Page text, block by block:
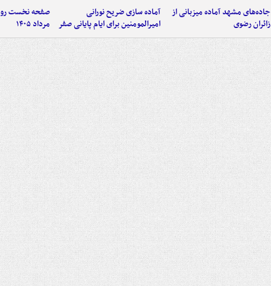
جاده‌های مشهد آماده میزبانی از
زائران رضوی
آماده سازی ضریح نورانی
امیرالمومنین برای ایام پایانی صفر
مرداد ۱۴۰۵